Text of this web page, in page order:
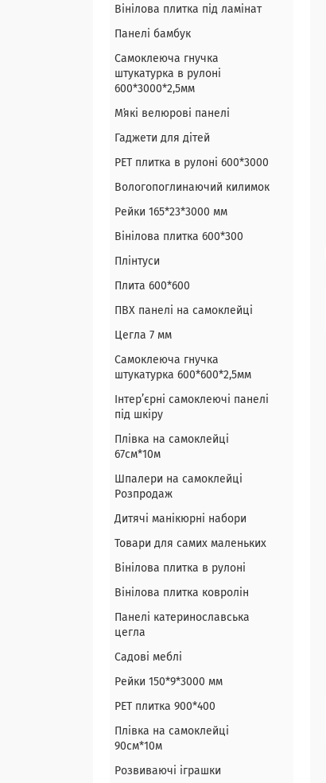
Вінілова плитка під ламінат
Панелі бамбук
Самоклеюча гнучка
штукатурка в рулоні
600*3000*2,5мм
Мʼякі велюрові панелі
Гаджети для дітей
PET плитка в рулоні 600*3000
Вологопоглинаючий килимок
Рейки 165*23*3000 мм
Вінілова плитка 600*300
Плінтуси
Плита 600*600
ПВХ панелі на самоклейці
Цегла 7 мм
Самоклеюча гнучка
штукатурка 600*600*2,5мм
Інтер’єрні самоклеючі панелі
під шкіру
Плівка на самоклейці
67см*10м
Шпалери на самоклейці
Розпродаж
Дитячі манікюрні набори
Товари для самих маленьких
Вінілова плитка в рулоні
Вінілова плитка ковролін
Панелі катеринославська
цегла
Садові меблі
Рейки 150*9*3000 мм
PET плитка 900*400
Плівка на самоклейці
90см*10м
Розвиваючі іграшки